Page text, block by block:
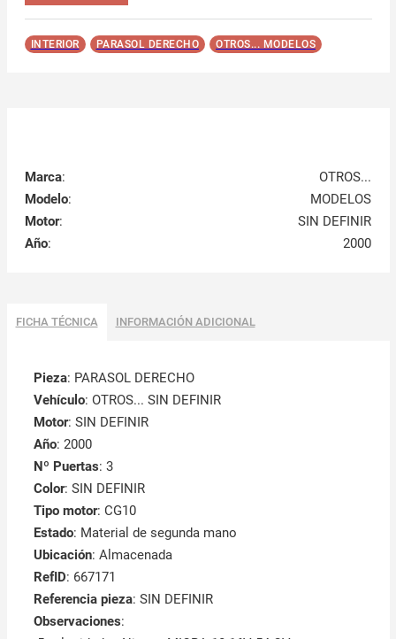
INTERIOR PARASOL DERECHO OTROS... MODELOS
Marca:
OTROS...
Modelo:
MODELOS
Motor:
SIN DEFINIR
Año: 2000
FICHA TÉCNICA INFORMACIÓN ADICIONAL
Pieza: PARASOL DERECHO
Vehículo: OTROS... SIN DEFINIR
Motor: SIN DEFINIR
Año: 2000
Nº Puertas: 3
Color: SIN DEFINIR
Tipo motor: CG10
Estado: Material de segunda mano
Ubicación: Almacenada
RefID: 667171
Referencia pieza: SIN DEFINIR
Observaciones: